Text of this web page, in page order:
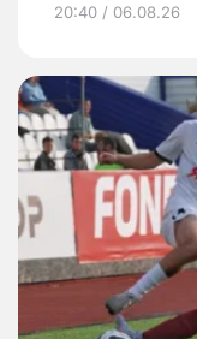
20:40 / 06.08.26